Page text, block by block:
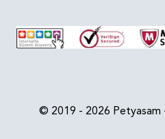
© 2019 - 2026 Petyasam -